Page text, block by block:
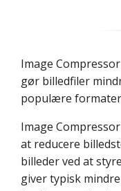
Image
gør billedfiler
populære formater
Image
at reducere
billeder ved at
giver typisk